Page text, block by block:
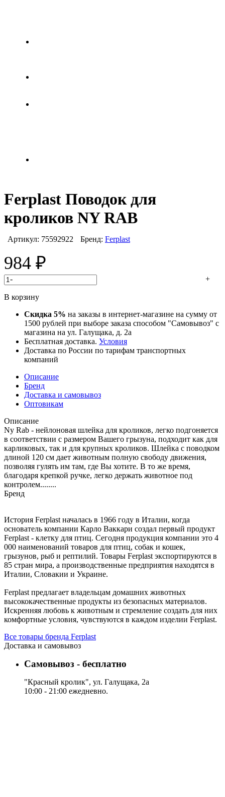
Ferplast Поводок для
кроликов NY RAB
Артикул: 75592922 Бренд: Ferplast
984 ₽
- +
В корзину
Скидка 5% на заказы в интернет-магазине на сумму от
1500 рублей при выборе заказа способом "Самовывоз" с
магазина на ул. Галущака, д. 2а
Бесплатная доставка. Условия
Доставка по России по тарифам транспортных
компаний
Описание
Бренд
Доставка и самовывоз
Оптовикам
Описание
Ny Rab - нейлоновая шлейка для кроликов, легко подгоняется
в соответствии с размером Вашего грызуна, подходит как для
карликовых, так и для крупных кроликов. Шлейка с поводком
длиной 120 см дает животным полную свободу движения,
позволяя гулять им там, где Вы хотите. В то же время,
благодаря крепкой ручке, легко держать животное под
контролем........
Бренд
История Ferplast началась в 1966 году в Италии, когда
основатель компании Карло Ваккари создал первый продукт
Ferplast - клетку для птиц. Сегодня продукция компании это 4
000 наименований товаров для птиц, собак и кошек,
грызунов, рыб и рептилий. Товары Ferplast экспортируются в
85 стран мира, а производственные предприятия находятся в
Италии, Словакии и Украине.
Ferplast предлагает владельцам домашних животных
высококачественные продукты из безопасных материалов.
Искренняя любовь к животным и стремление создать для них
комфортные условия, чувствуются в каждом изделии Ferplast.
Все товары бренда Ferplast
Доставка и самовывоз
Самовывоз - бесплатно
"Красный кролик", ул. Галущака, 2а
10:00 - 21:00 ежедневно.